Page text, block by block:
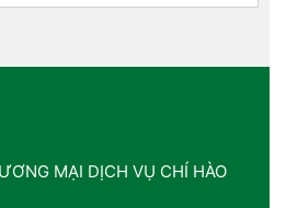
MẠI DỊCH VỤ CHÍ HÀO